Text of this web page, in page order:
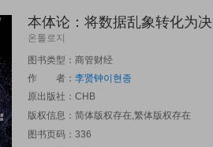
本体论：将数据乱象转化为
온톨로지
图书类型：商管财经
作 者： 李贤钟이현종
原出版社： CHB
版权信息：简体版权存在,繁体版权存在
图书页码：336